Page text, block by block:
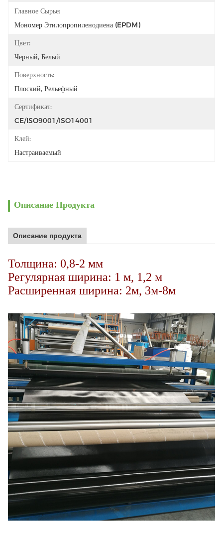
Главное Сырье:
Мономер Этилопропиленодиена (EPDM)
Цвет:
Черный, Белый
Поверхность:
Плоский, Рельефный
Сертификат:
CE/ISO9001/ISO14001
Клей:
Настраиваемый
Описание Продукта
Описание продукта
Толщина: 0,8-2 мм
Регулярная ширина: 1 м, 1,2 м
Расширенная ширина: 2м, 3м-8м